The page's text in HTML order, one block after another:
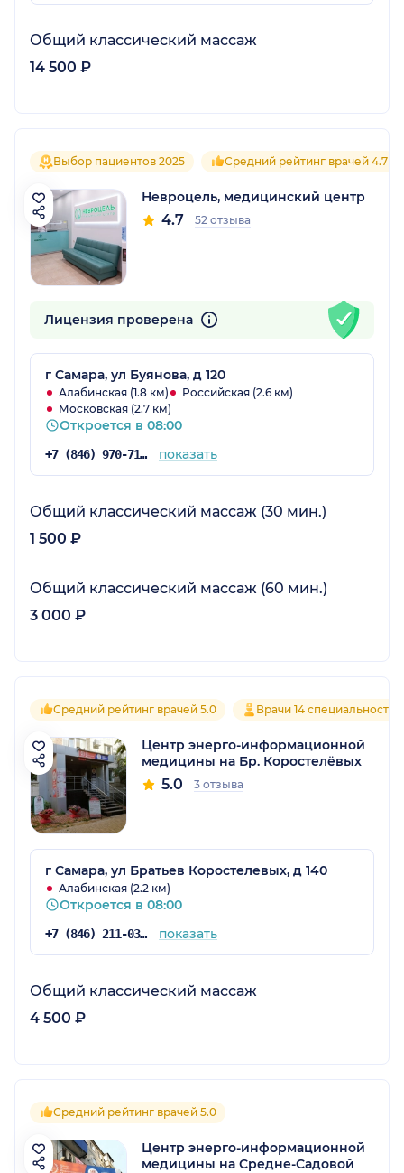
Общий классический массаж
14 500 ₽
Выбор пациентов 2025 Средний рейтинг врачей 4.7
Невроцель, медицинский центр
4.7 52 отзыва
Лицензия проверена
г Самара, ул Буянова, д 120
Алабинская (1.8 км)
Российская (2.6 км)
Московская (2.7 км)
Откроется в 08:00
+7 (846) 970-71-20 показать
Общий классический массаж (30 мин.)
1 500 ₽
Общий классический массаж (60 мин.)
3 000 ₽
Средний рейтинг врачей 5.0 Врачи 14 специальностей
Центр энерго-информационной
медицины на Бр. Коростелёвых
5.0 3 отзыва
г Самара, ул Братьев Коростелевых, д 140
Алабинская (2.2 км)
Откроется в 08:00
+7 (846) 211-03-14 показать
Общий классический массаж
4 500 ₽
Средний рейтинг врачей 5.0
Центр энерго-информационной
медицины на Средне-Садовой